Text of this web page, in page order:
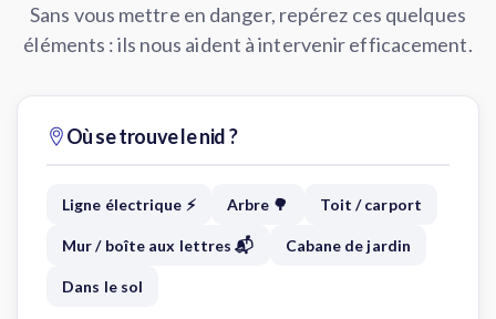
Sans vous mettre en danger, repérez ces quelques
éléments : ils nous aident à intervenir efficacement.
Où se trouve le nid ?
Ligne électrique ⚡ Arbre 🌳 Toit / carport
Mur / boîte aux lettres 📬 Cabane de jardin
Dans le sol